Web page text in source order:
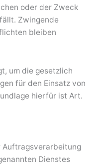
oder der Zweck
Zwingende
bleiben
um die gesetzlich
für den Einsatz von
hierfür ist Art.
Auftragsverarbeitung
Dienstes